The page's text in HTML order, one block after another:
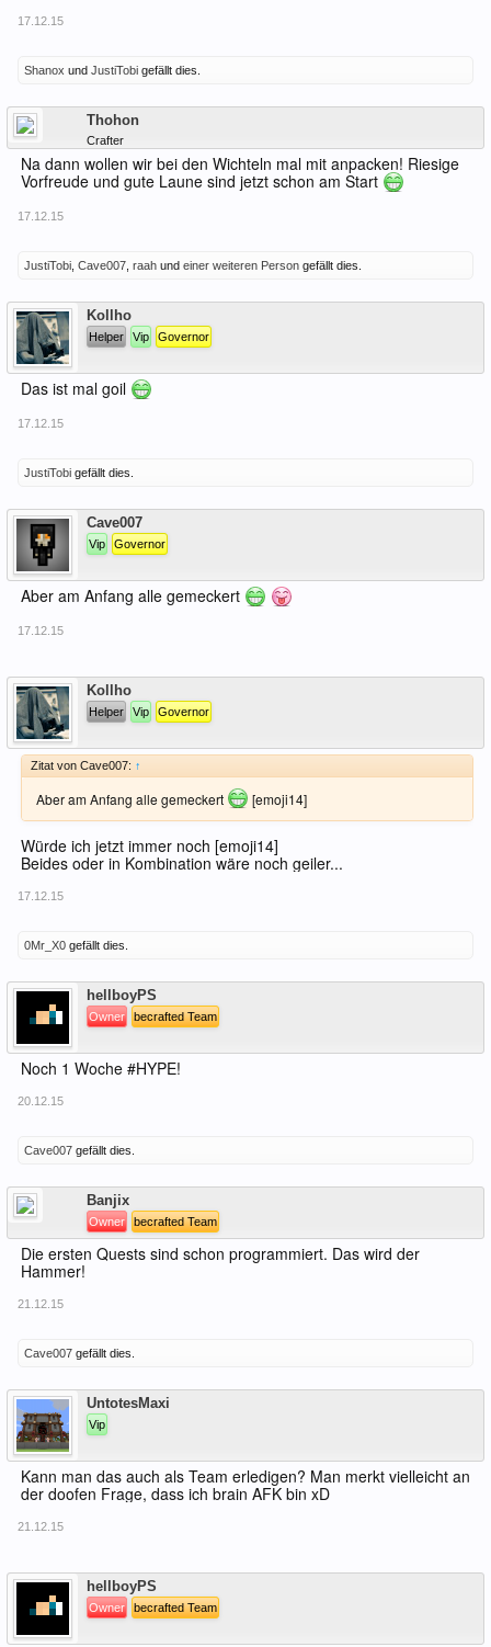
17.12.15
Shanox und JustiTobi gefällt dies.
Thohon
Crafter
Na dann wollen wir bei den Wichteln mal mit anpacken! Riesige
Vorfreude und gute Laune sind jetzt schon am Start
17.12.15
JustiTobi Cave007 raah und einer weiteren Person gefällt dies.
Kollho
Helper Vip Governor
Das ist mal goil
17.12.15
JustiTobi gefällt dies.
Cave007
Vip Governor
Aber am Anfang alle gemeckert
17.12.15
Kollho
Helper Vip Governor
Zitat von Cave007: ↑
Aber am Anfang alle gemeckert [emoji14]
Würde ich jetzt immer noch [emoji14]
Beides oder in Kombination wäre noch geiler...
17.12.15
0Mr_X0 gefällt dies.
hellboyPS
Owner becrafted Team
Noch 1 Woche #HYPE!
20.12.15
Cave007 gefällt dies.
Banjix
Owner becrafted Team
Die ersten Quests sind schon programmiert. Das wird der
Hammer!
21.12.15
Cave007 gefällt dies.
UntotesMaxi
Vip
Kann man das auch als Team erledigen? Man merkt vielleicht an
der doofen Frage, dass ich brain AFK bin xD
21.12.15
hellboyPS
Owner becrafted Team